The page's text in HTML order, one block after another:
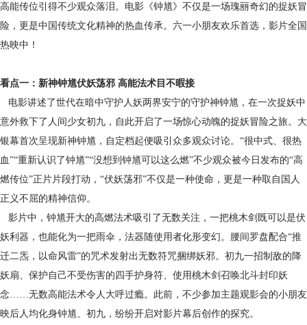
高能传位引得不少观众落泪。电影《钟馗》不仅是一场瑰丽奇幻的捉妖冒
险，更是中国传统文化精神的热血传承。六一小朋友欢乐首选，影片全国
热映中！
看点一：新神钟馗伏妖荡邪 高能法术目不暇接
电影讲述了世代在暗中守护人妖两界安宁的守护神钟馗，在一次捉妖中
意外救下了人间少女初九，自此开启了一场惊心动魄的捉妖冒险之旅。大
银幕首次呈现新神钟馗，自定档起便吸引众多观众讨论。“很中式、很热
血”“重新认识了钟馗”“没想到钟馗可以这么燃”不少观众被今日发布的“高
燃传位”正片片段打动，“伏妖荡邪”不仅是一种使命，更是一种取自国人
正义不屈的精神信仰。
影片中，钟馗开大的高燃法术吸引了无数关注，一把桃木剑既可以是伏
妖利器，也能化为一把雨伞，法器随使用者化形变幻。腰间罗盘配合“推
迁二炁，以命风雷”的咒术发射出无数符咒捆绑妖邪。初九一招制敌的降
妖扇、保护自己不受伤害的四手护身符、使用桃木剑召唤北斗封印妖
念……无数高能法术令人大呼过瘾。此前，不少参加主题观影会的小朋友
映后人均化身钟馗、初九，纷纷开启对影片幕后创作的探究。